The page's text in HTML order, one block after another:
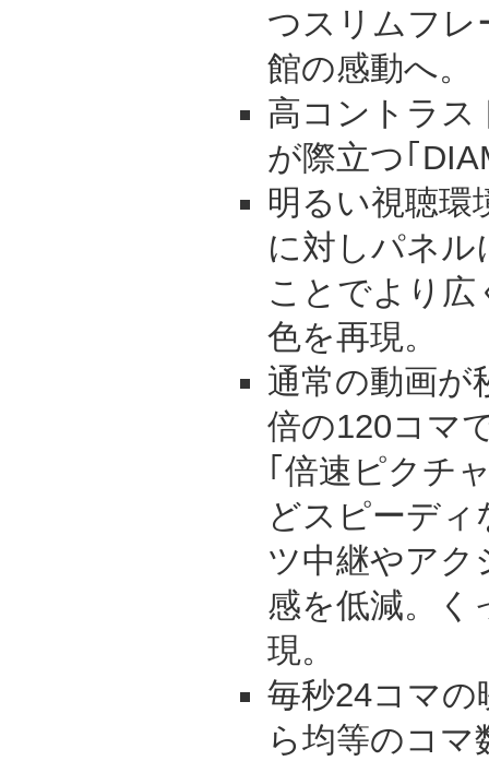
つスリムフレ
館の感動へ。
高コントラス
が際立つ｢
明るい視聴環
に対しパネル
ことでより広
色を再現。
通常の動画が
倍の120コマ
｢倍速ピクチ
どスピーデ
ツ中継やアク
感を低減。く
現。
毎秒24コマの
ら均等のコマ